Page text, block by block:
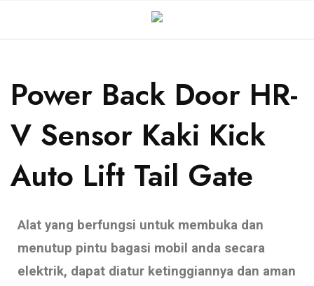
Power Back Door HR-
V Sensor Kaki Kick
Auto Lift Tail Gate
Alat yang berfungsi untuk membuka dan
menutup pintu bagasi mobil anda secara
elektrik, dapat diatur ketinggiannya dan aman